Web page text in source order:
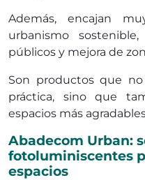
Además, encajan
urbanismo
públicos y mejora de
Son productos que
práctica, sino que
espacios más
Abadecom Urban:
fotoluminiscentes
espacios